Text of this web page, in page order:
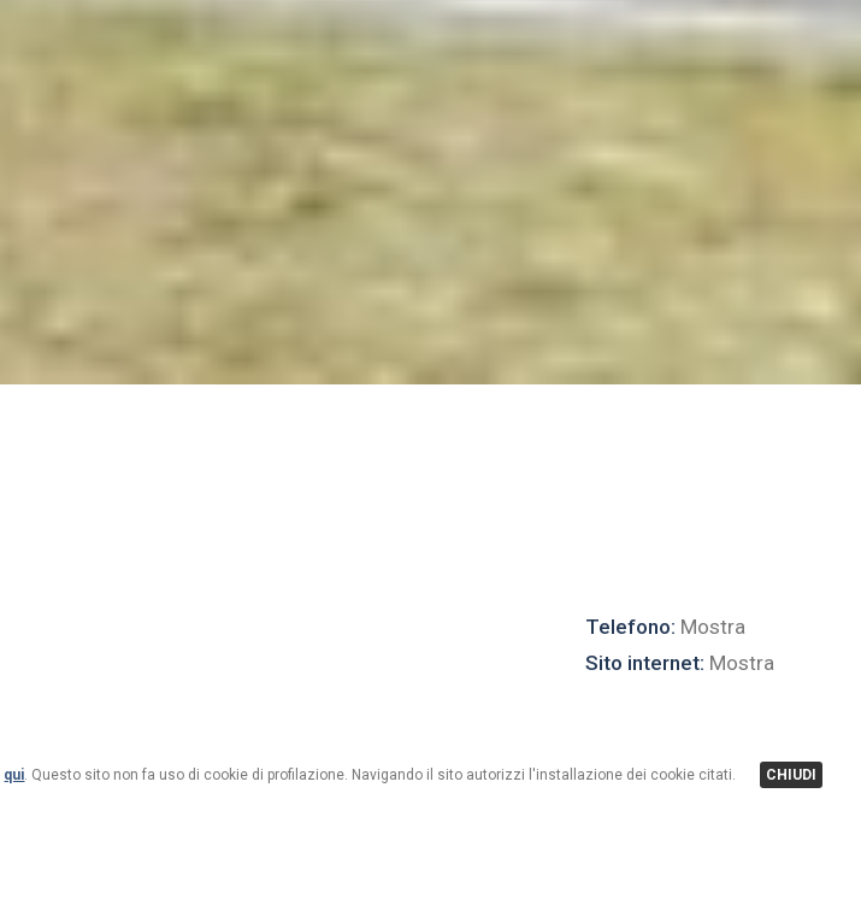
Telefono: Mostra
Sito internet: Mostra
qui. Questo sito non fa uso di cookie di profilazione. Navigando il sito autorizzi l'installazione dei cookie citati. CHIUDI